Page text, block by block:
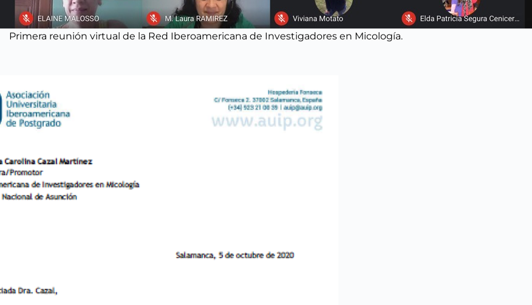
Primera reunión virtual de la Red Iberoamericana de Investigadores en Micología.